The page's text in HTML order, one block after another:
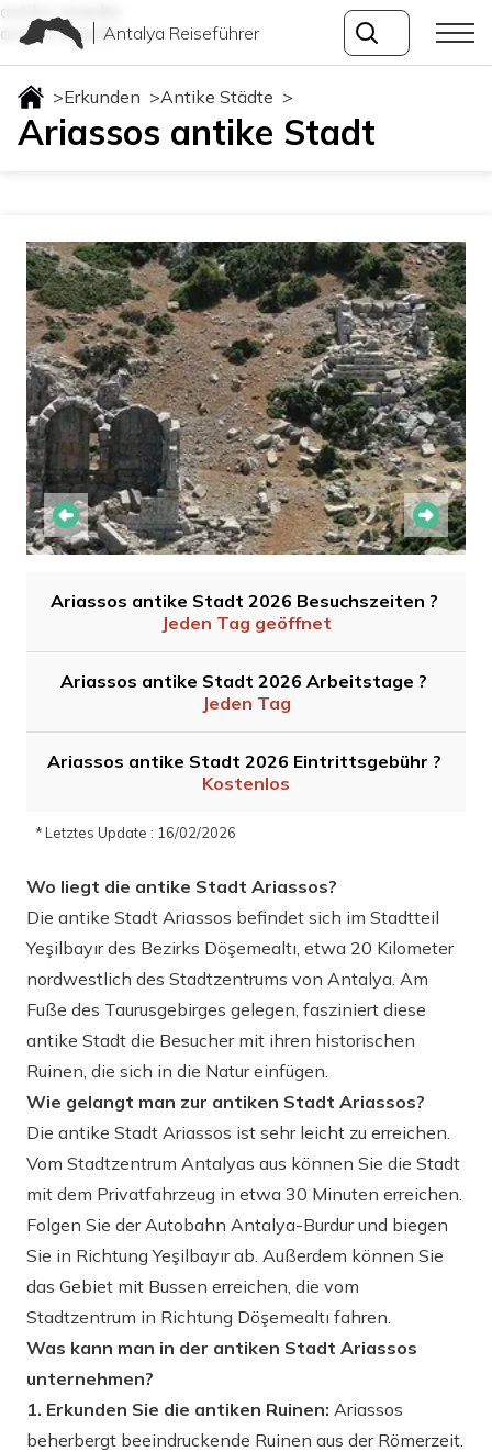
antike-staedte
antike-staedteAntalya Reiseführer
>Erkunden >Antike Städte >
Ariassos antike Stadt
Ariassos antike Stadt 2026 Besuchszeiten ?
Jeden Tag geöffnet
Ariassos antike Stadt 2026 Arbeitstage ?
Jeden Tag
Ariassos antike Stadt 2026 Eintrittsgebühr ?
Kostenlos
* Letztes Update : 16/02/2026
Wo liegt die antike Stadt Ariassos?
Die antike Stadt Ariassos befindet sich im Stadtteil
Yeşilbayır des Bezirks Döşemealtı, etwa 20 Kilometer
nordwestlich des Stadtzentrums von Antalya. Am
Fuße des Taurusgebirges gelegen, fasziniert diese
antike Stadt die Besucher mit ihren historischen
Ruinen, die sich in die Natur einfügen.
Wie gelangt man zur antiken Stadt Ariassos?
Die antike Stadt Ariassos ist sehr leicht zu erreichen.
Vom Stadtzentrum Antalyas aus können Sie die Stadt
mit dem Privatfahrzeug in etwa 30 Minuten erreichen.
Folgen Sie der Autobahn Antalya-Burdur und biegen
Sie in Richtung Yeşilbayır ab. Außerdem können Sie
das Gebiet mit Bussen erreichen, die vom
Stadtzentrum in Richtung Döşemealtı fahren.
Was kann man in der antiken Stadt Ariassos
unternehmen?
1. Erkunden Sie die antiken Ruinen: Ariassos
beherbergt beeindruckende Ruinen aus der Römerzeit.